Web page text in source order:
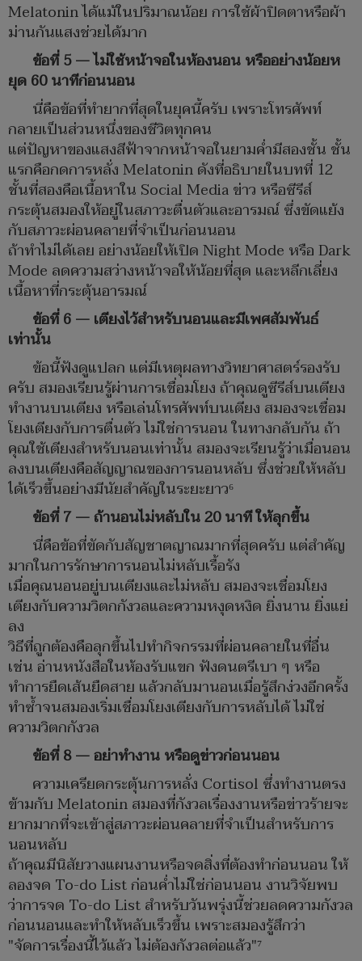
Melatonin ได้แม้ในปริมาณน้อย การใช้ผ้าปิดตาหรือผ้า
ม่านกันแสงช่วยได้มาก
ข้อที่ 5 — ไม่ใช้หน้าจอในห้องนอน หรืออย่างน้อยห
ยุด 60 นาทีก่อนนอน
นี่คือข้อที่ทำยากที่สุดในยุคนี้ครับ เพราะโทรศัพท์
กลายเป็นส่วนหนึ่งของชีวิตทุกคน
แต่ปัญหาของแสงสีฟ้าจากหน้าจอในยามค่ำมีสองชั้น ชั้น
แรกคือกดการหลั่ง Melatonin ดังที่อธิบายในบทที่ 12
ชั้นที่สองคือเนื้อหาใน Social Media ข่าว หรือซีรีส์
กระตุ้นสมองให้อยู่ในสภาวะตื่นตัวและอารมณ์ ซึ่งขัดแย้ง
กับสภาวะผ่อนคลายที่จำเป็นก่อนนอน
ถ้าทำไม่ได้เลย อย่างน้อยให้เปิด Night Mode หรือ Dark
Mode ลดความสว่างหน้าจอให้น้อยที่สุด และหลีกเลี่ยง
เนื้อหาที่กระตุ้นอารมณ์
ข้อที่ 6 — เตียงไว้สำหรับนอนและมีเพศสัมพันธ์
เท่านั้น
ข้อนี้ฟังดูแปลก แต่มีเหตุผลทางวิทยาศาสตร์รองรับ
ครับ สมองเรียนรู้ผ่านการเชื่อมโยง ถ้าคุณดูซีรีส์บนเตียง
ทำงานบนเตียง หรือเล่นโทรศัพท์บนเตียง สมองจะเชื่อม
โยงเตียงกับการตื่นตัว ไม่ใช่การนอน ในทางกลับกัน ถ้า
คุณใช้เตียงสำหรับนอนเท่านั้น สมองจะเรียนรู้ว่าเมื่อนอน
ลงบนเตียงคือสัญญาณของการนอนหลับ ซึ่งช่วยให้หลับ
ได้เร็วขึ้นอย่างมีนัยสำคัญในระยะยาว⁶
ข้อที่ 7 — ถ้านอนไม่หลับใน 20 นาที ให้ลุกขึ้น
นี่คือข้อที่ขัดกับสัญชาตญาณมากที่สุดครับ แต่สำคัญ
มากในการรักษาการนอนไม่หลับเรื้อรัง
เมื่อคุณนอนอยู่บนเตียงและไม่หลับ สมองจะเชื่อมโยง
เตียงกับความวิตกกังวลและความหงุดหงิด ยิ่งนาน ยิ่งแย่
ลง
วิธีที่ถูกต้องคือลุกขึ้นไปทำกิจกรรมที่ผ่อนคลายในที่อื่น
เช่น อ่านหนังสือในห้องรับแขก ฟังดนตรีเบา ๆ หรือ
ทำการยืดเส้นยืดสาย แล้วกลับมานอนเมื่อรู้สึกง่วงอีกครั้ง
ทำซ้ำจนสมองเริ่มเชื่อมโยงเตียงกับการหลับได้ ไม่ใช่
ความวิตกกังวล
ข้อที่ 8 — อย่าทำงาน หรือดูข่าวก่อนนอน
ความเครียดกระตุ้นการหลั่ง Cortisol ซึ่งทำงานตรง
ข้ามกับ Melatonin สมองที่กังวลเรื่องงานหรือข่าวร้ายจะ
ยากมากที่จะเข้าสู่สภาวะผ่อนคลายที่จำเป็นสำหรับการ
นอนหลับ
ถ้าคุณมีนิสัยวางแผนงานหรือจดสิ่งที่ต้องทำก่อนนอน ให้
ลองจด To-do List ก่อนค่ำไม่ใช่ก่อนนอน งานวิจัยพบ
ว่าการจด To-do List สำหรับวันพรุ่งนี้ช่วยลดความกังวล
ก่อนนอนและทำให้หลับเร็วขึ้น เพราะสมองรู้สึกว่า
"จัดการเรื่องนี้ไว้แล้ว ไม่ต้องกังวลต่อแล้ว"⁷